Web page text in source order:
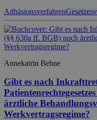
Adhäsionsverfahren
Annekatrin Behne
Gibt es nach
ärztliche
Werkvertragsregime?